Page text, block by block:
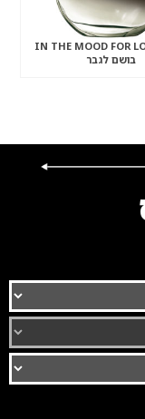
IN THE MOOD FOR
בושם לגבר